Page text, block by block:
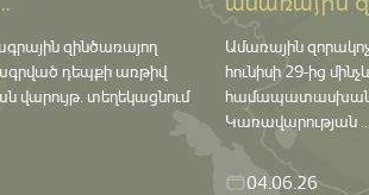
զինծառայող
դեպքի առթիվ
վարույթ․ տեղեկացնում
Ամառային
հունիսի 29-ից
համապատասխան
Կառավարության ...
04.06.26